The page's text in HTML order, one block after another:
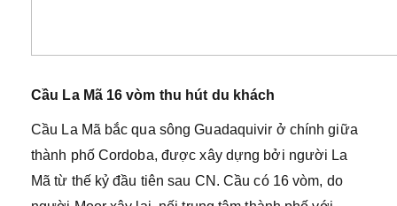
Cầu La Mã 16 vòm thu hút du khách
Cầu La Mã bắc qua sông Guadaquivir ở chính giữa
thành phố Cordoba, được xây dựng bởi người La
Mã từ thế kỷ đầu tiên sau CN. Cầu có 16 vòm, do